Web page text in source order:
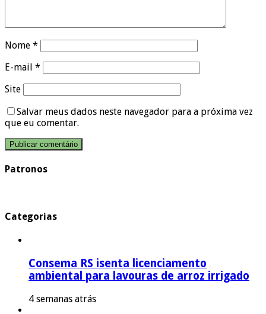
Nome *
E-mail *
Site
Salvar meus dados neste navegador para a próxima vez
que eu comentar.
Patronos
Categorias
Consema RS isenta licenciamento
ambiental para lavouras de arroz irrigado
4 semanas atrás